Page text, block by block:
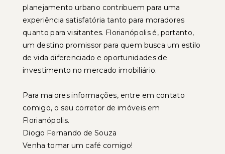
planejamento urbano contribuem para uma
experiência satisfatória tanto para moradores
quanto para visitantes. Florianópolis é, portanto,
um destino promissor para quem busca um estilo
de vida diferenciado e oportunidades de
investimento no mercado imobiliário.
Para maiores informações, entre em contato
comigo, o seu corretor de imóveis em
Florianópolis.
Diogo Fernando de Souza
Venha tomar um café comigo!